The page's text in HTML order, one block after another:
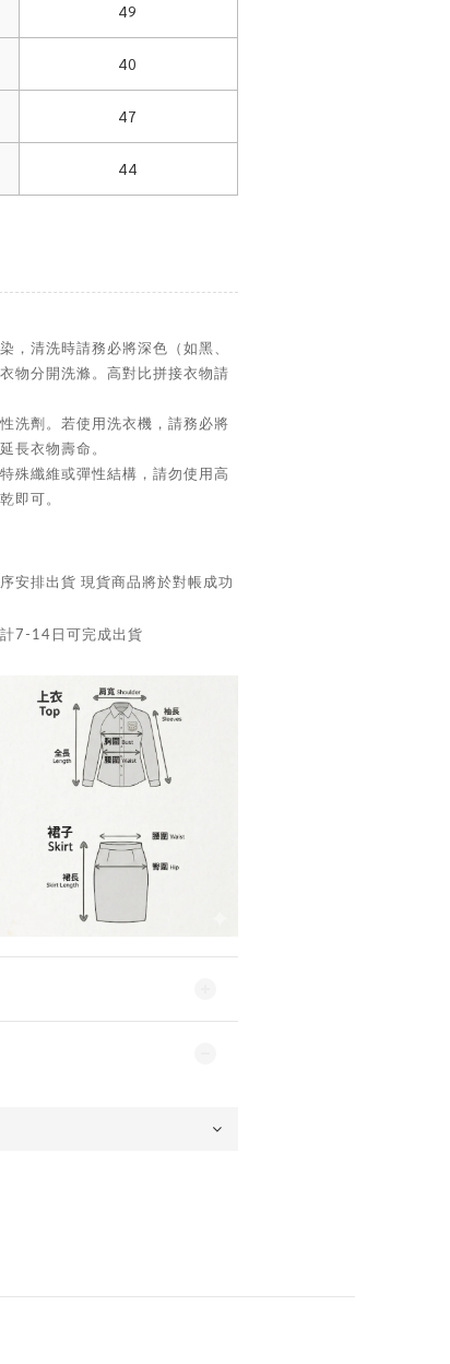
49
40
47
44
，清洗時請務必將深色（如黑、
物分開洗滌。高對比拼接衣物請
洗劑。若使用洗衣機，請務必將
長衣物壽命。
殊纖維或彈性結構，請勿使用高
即可。
安排出貨 現貨商品將於對帳成功
7-14日可完成出貨